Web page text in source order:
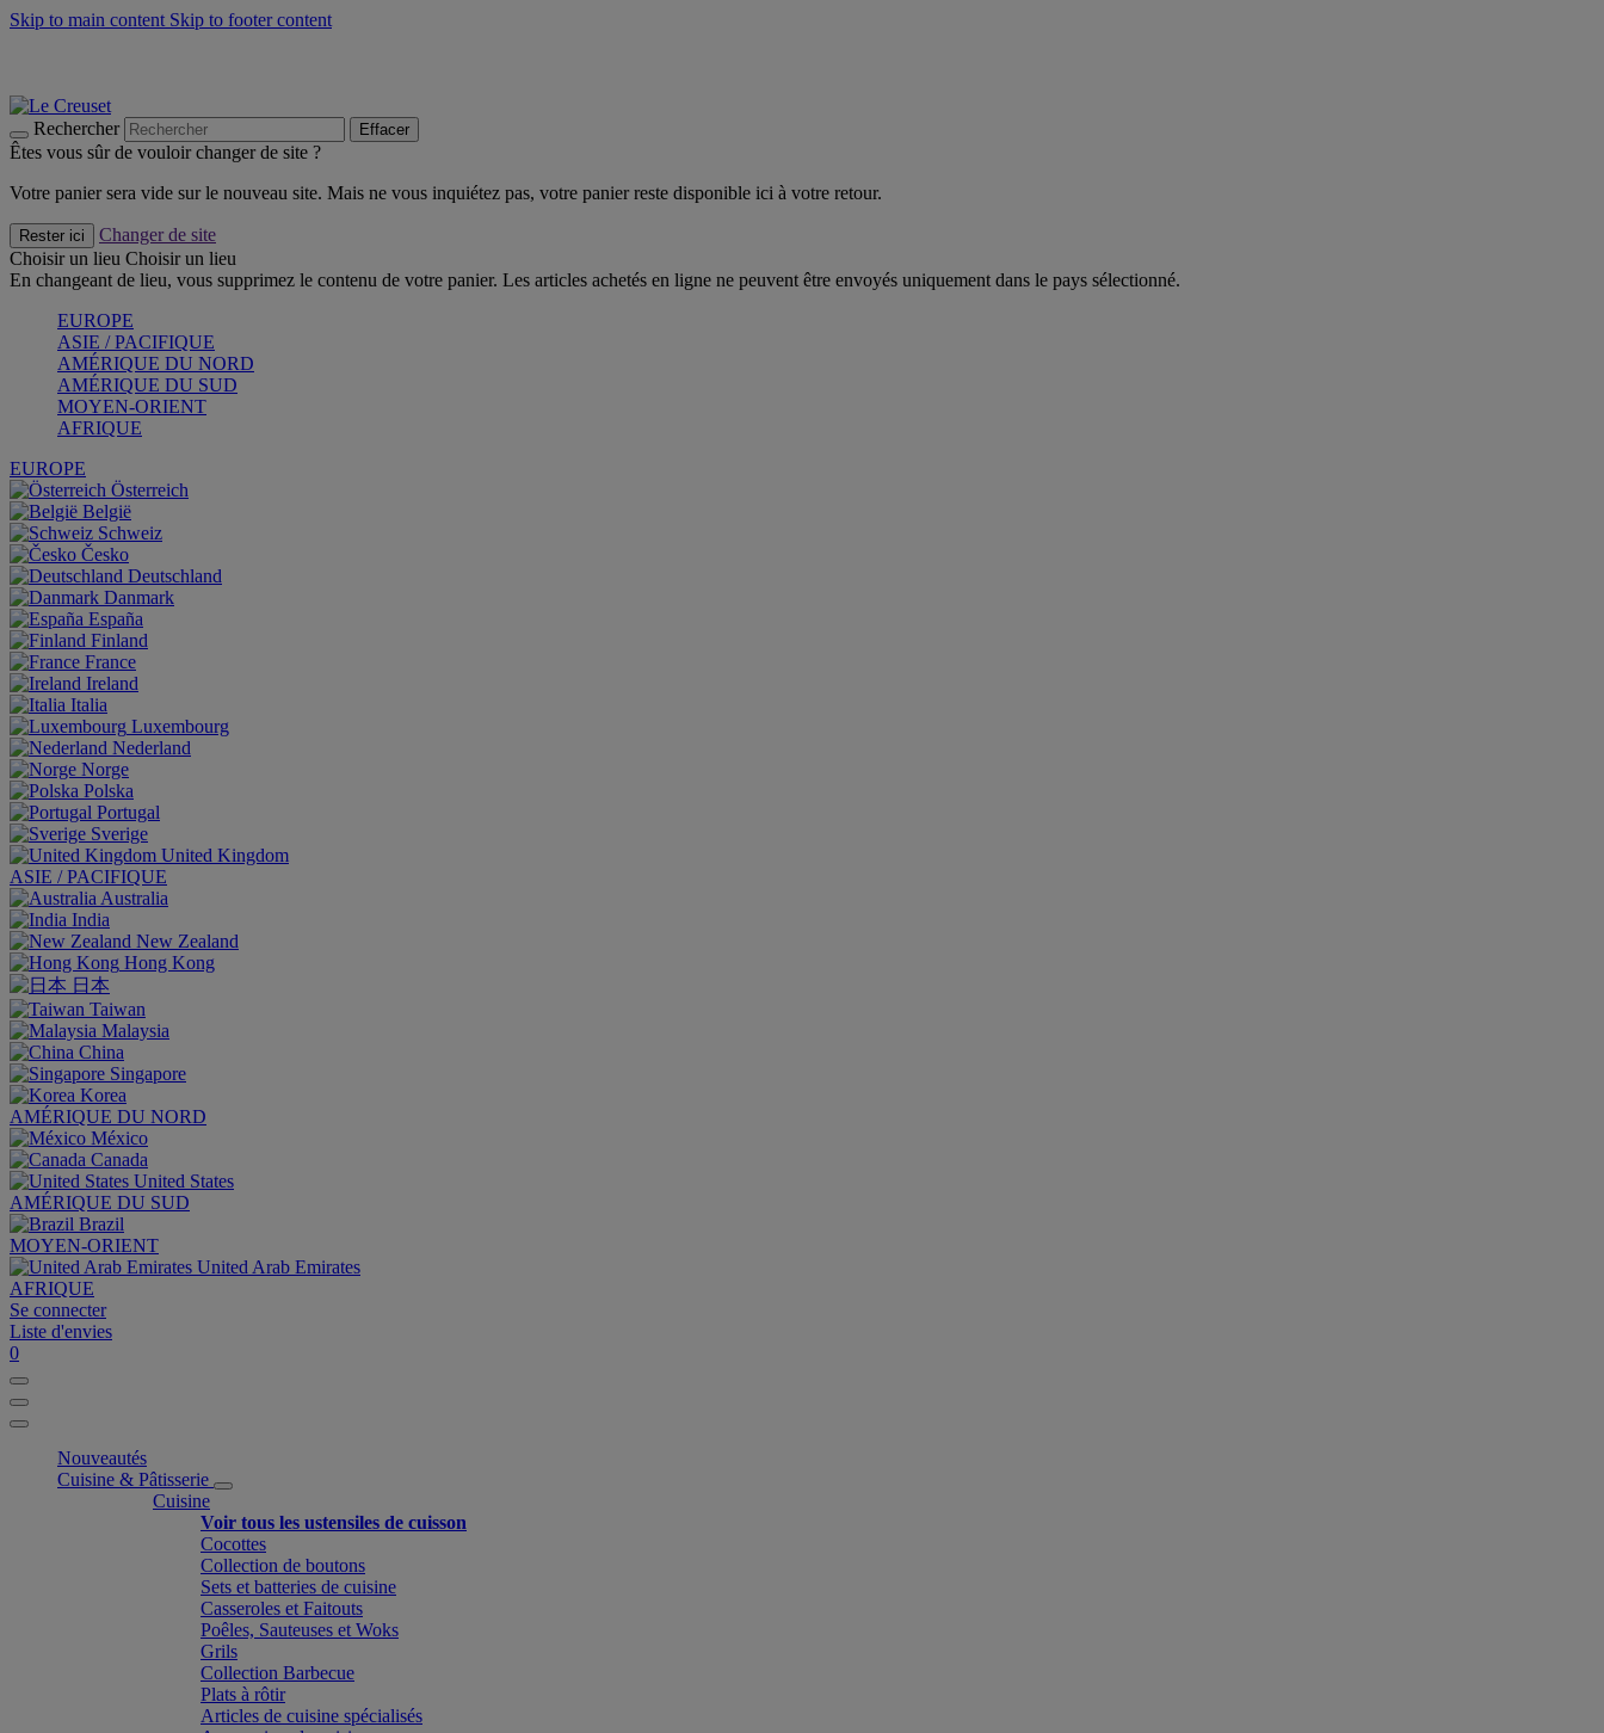
Skip to main content Skip to footer content
Rechercher Effacer
Êtes vous sûr de vouloir changer de site ?
Votre panier sera vide sur le nouveau site. Mais ne vous inquiétez pas, votre panier reste disponible ici à votre retour.
Rester ici
Changer de site
Choisir un lieu Choisir un lieu
En changeant de lieu, vous supprimez le contenu de votre panier. Les articles achetés en ligne ne peuvent être envoyés uniquement dans le pays sélectionné.
EUROPE
ASIE / PACIFIQUE
AMÉRIQUE DU NORD
AMÉRIQUE DU SUD
MOYEN-ORIENT
AFRIQUE
EUROPE
Österreich
België
Schweiz
Česko
Deutschland
Danmark
España
Finland
France
Ireland
Italia
Luxembourg
Nederland
Norge
Polska
Portugal
Sverige
United Kingdom
ASIE / PACIFIQUE
Australia
India
New Zealand
Hong Kong
日本
Taiwan
Malaysia
China
Singapore
Korea
AMÉRIQUE DU NORD
México
Canada
United States
AMÉRIQUE DU SUD
Brazil
MOYEN-ORIENT
United Arab Emirates
AFRIQUE
Se connecter
Liste d'envies
0
Nouveautés
Cuisine & Pâtisserie
Cuisine
Voir tous les ustensiles de cuisson
Cocottes
Collection de boutons
Sets et batteries de cuisine
Casseroles et Faitouts
Poêles, Sauteuses et Woks
Grils
Collection Barbecue
Plats à rôtir
Articles de cuisine spécialisés